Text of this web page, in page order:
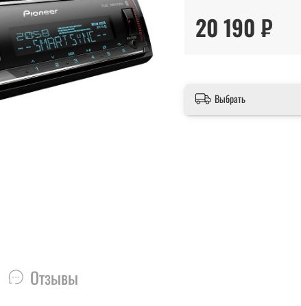
20 190 ₽
Выбрать
Отзывы